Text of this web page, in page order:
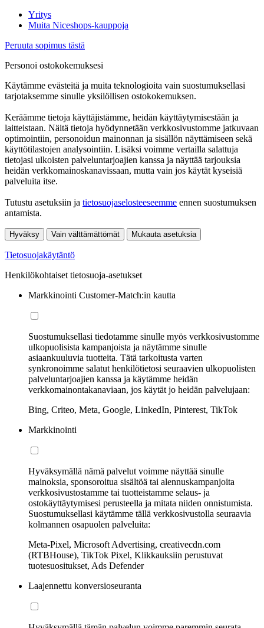
Yritys
Muita Niceshops-kauppoja
Peruuta sopimus tästä
Personoi ostokokemuksesi
Käytämme evästeitä ja muita teknologioita vain suostumuksellasi
tarjotaksemme sinulle yksilöllisen ostokokemuksen.
Keräämme tietoja käyttäjistämme, heidän käyttäytymisestään ja
laitteistaan. Näitä tietoja hyödynnetään verkkosivustomme jatkuvaan
optimointiin, personoidun mainonnan ja sisällön näyttämiseen sekä
käyttötilastojen analysointiin. Lisäksi voimme vertailla salattuja
tietojasi ulkoisten palveluntarjoajien kanssa ja näyttää tarjouksia
heidän verkkomainoskanavissaan, mutta vain jos käytät kyseisiä
palveluita itse.
Tutustu asetuksiin ja tietosuojaselosteeseemme ennen suostumuksen
antamista.
Hyväksy Vain välttämättömät Mukauta asetuksia
Tietosuojakäytäntö
Henkilökohtaiset tietosuoja-asetukset
Markkinointi Customer-Match:in kautta
Suostumuksellasi tiedotamme sinulle myös verkkosivustomme
ulkopuolisista kampanjoista ja näytämme sinulle
asiaankuuluvia tuotteita. Tätä tarkoitusta varten
synkronoimme salatut henkilötietosi seuraavien ulkopuolisten
palveluntarjoajien kanssa ja käytämme heidän
verkkomainontakanaviaan, jos käytät jo heidän palvelujaan:
Bing, Criteo, Meta, Google, LinkedIn, Pinterest, TikTok
Markkinointi
Hyväksymällä nämä palvelut voimme näyttää sinulle
mainoksia, sponsoroitua sisältöä tai alennuskampanjoita
verkkosivustostamme tai tuotteistamme selaus- ja
ostokäyttäytymisesi perusteella ja mitata niiden onnistumista.
Suostumuksellasi käytämme tällä verkkosivustolla seuraavia
kolmannen osapuolen palveluita:
Meta-Pixel, Microsoft Advertising, creativecdn.com
(RTBHouse), TikTok Pixel, Klikkauksiin perustuvat
tuotesuositukset, Ads Defender
Laajennettu konversioseuranta